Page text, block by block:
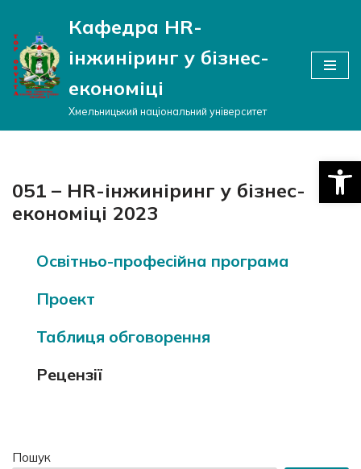
Перейти
до
вмісту
Кафедра HR-
інжиніринг у бізнес-
економіці
Хмельницький національний університет
051 – HR-інжиніринг у бізнес-
економіці 2023
Освітньо-професійна програма
Проект
Таблиця обговорення
Рецензії
Пошук